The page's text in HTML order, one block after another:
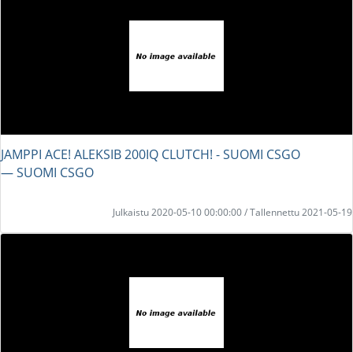
JAMPPI ACE! ALEKSIB 200IQ CLUTCH! - SUOMI CSGO
― SUOMI CSGO
Julkaistu 2020-05-10 00:00:00 / Tallennettu 2021-05-19